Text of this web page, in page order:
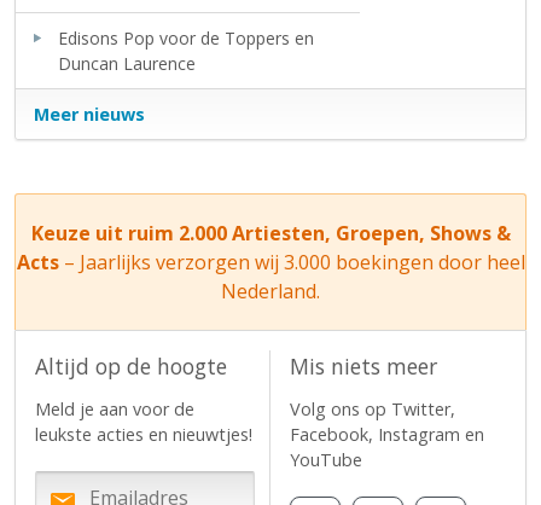
Edisons Pop voor de Toppers en
Duncan Laurence
Meer nieuws
Keuze uit ruim 2.000 Artiesten, Groepen, Shows &
Acts– Jaarlijks verzorgen wij 3.000 boekingen door heel
Nederland.
Altijd op de hoogte
Meld je aan voor de
leukste acties en nieuwtjes!
Mis niets meer
Volg ons op Twitter,
Facebook, Instagram en
YouTube